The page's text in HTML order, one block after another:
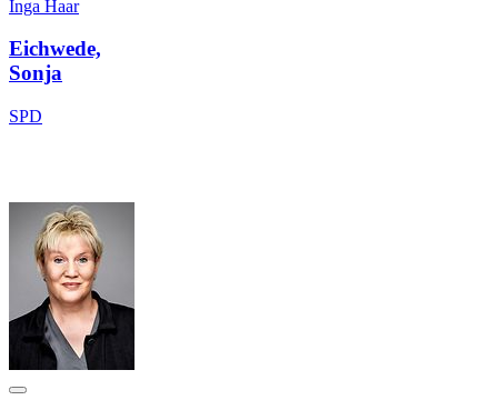
Inga Haar
Eichwede,
Sonja
SPD